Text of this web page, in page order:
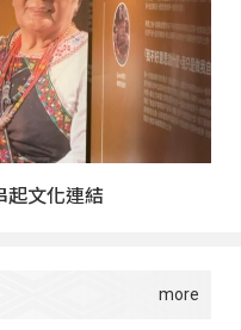
起文化連結